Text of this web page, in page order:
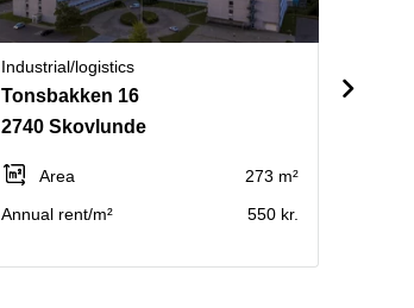
Industrial/logistics
Tonsbakken 16
2740 Skovlunde
Area
273 m²
Annual rent/m²
550 kr.